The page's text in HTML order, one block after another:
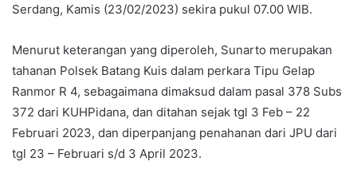
Serdang, Kamis (23/02/2023) sekira pukul 07.00 WIB.
Menurut keterangan yang diperoleh, Sunarto merupakan
tahanan Polsek Batang Kuis dalam perkara Tipu Gelap
Ranmor R 4, sebagaimana dimaksud dalam pasal 378 Subs
372 dari KUHPidana, dan ditahan sejak tgl 3 Feb – 22
Februari 2023, dan diperpanjang penahanan dari JPU dari
tgl 23 – Februari s/d 3 April 2023.